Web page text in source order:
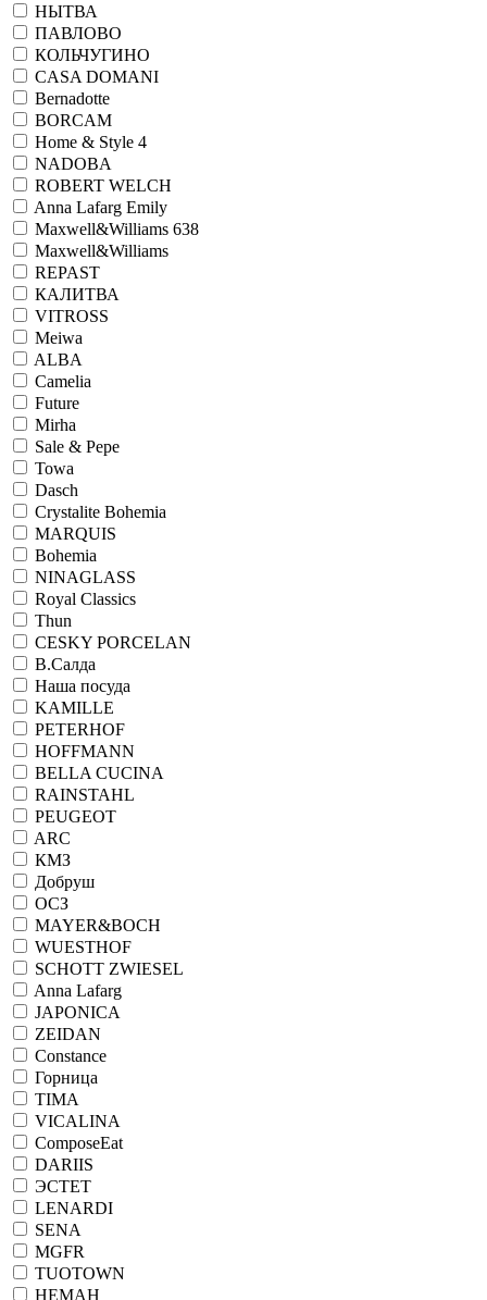
НЫТВА
ПАВЛОВО
КОЛЬЧУГИНО
CASA DOMANI
Bernadotte
BORCAM
Home & Style 4
NADOBA
ROBERT WELCH
Anna Lafarg Emily
Maxwell&Williams 638
Maxwell&Williams
REPAST
КАЛИТВА
VITROSS
Meiwa
ALBA
Camelia
Future
Mirha
Sale & Pepe
Towa
Dasch
Crystalite Bohemia
MARQUIS
Bohemia
NINAGLASS
Royal Classics
Thun
CESKY PORCELAN
В.Салда
Наша посуда
KAMILLE
PETERHOF
HOFFMANN
BELLA CUCINA
RAINSTAHL
PEUGEOT
ARC
КМЗ
Добруш
ОСЗ
MAYER&BOCH
WUESTHOF
SCHOTT ZWIESEL
Anna Lafarg
JAPONICA
ZEIDAN
Constance
Горница
TIMA
VICALINA
ComposeEat
DARIIS
ЭСТЕТ
LENARDI
SENA
MGFR
TUOTOWN
НЕМАН